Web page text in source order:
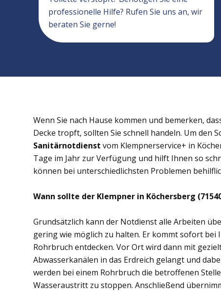
professionelle Hilfe? Rufen Sie uns an, wir
beraten Sie gerne!
Wenn Sie nach Hause kommen und bemerken,
Decke tropft, sollten Sie schnell handeln. Um den
Sanitärnotdienst vom Klempnerservice+ in
Tage im Jahr zur Verfügung und hilft Ihnen so
können bei unterschiedlichsten Problemen
Wann sollte der Klempner in Köchersberg
Grundsätzlich kann der Notdienst alle Arbeiten
gering wie möglich zu halten. Er kommt sofort bei
Rohrbruch entdecken. Vor Ort wird dann mit
Abwasserkanälen in das Erdreich gelangt und
werden bei einem Rohrbruch die betroffenen
Wasseraustritt zu stoppen. Anschließend